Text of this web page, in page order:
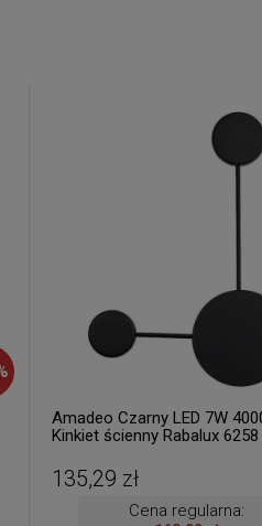
Amadeo Czarny LED 7W
Kinkiet ścienny Rabalux
135,29 zł
Cena regularna: